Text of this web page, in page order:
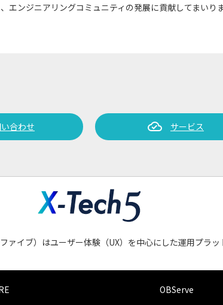
エンジニアリングコミュニティの発展に貢献してまいり
合わせ cloud_done サービス
ァイブ）はユーザー体験（UX）を中心にした運用プラ
OBServe